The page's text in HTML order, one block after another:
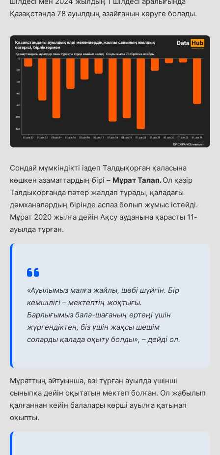
Қазақстанда 78 ауылдың азайғанын көруге болады.
Сондай мүмкіндікті іздеп Талдықорған қаласына
көшкен азаматтардың бірі – Мұрат Талап.Ол қазір
Талдықорғанда пәтер жалдап тұрады, қаладағы
дәмханалардың бірінде аспаз болып жұмыс істейді.
Мұрат 2020 жылға дейін Ақсу ауданына қарасты 11-
ауылда тұрған.
«Ауылымыз малға жайлы, шөбі шүйгін. Бір
кемшілігі – мектептің жоқтығы.
Барлығымыз бала-шағаның ертеңі үшін
жүргендіктен, біз үшін жақсы шешім
соларды қалада оқыту болды», –дейді ол.
Мұраттың айтуынша, өзі тұрған ауылда үшінші
сыныпқа дейін оқытатын мектеп болған. Ол жабылып
қалғаннан кейін балалары көрші ауылға қатынап
оқыпты.